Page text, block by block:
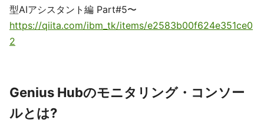
型AIアシスタント編 Part#5〜
https://qiita.com/ibm_tk/items/e2583b00f624e351ce0
2
Genius Hubのモニタリング・コンソー
ルとは?